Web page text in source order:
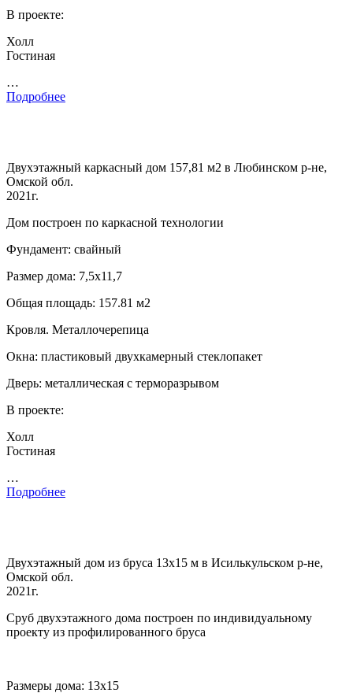
В проекте:
Холл
Гостиная
…
Подробнее
Двухэтажный каркасный дом 157,81 м2 в Любинском р-не,
Омской обл.
2021г.
Дом построен по каркасной технологии
Фундамент: свайный
Размер дома: 7,5х11,7
Общая площадь: 157.81 м2
Кровля. Металлочерепица
Окна: пластиковый двухкамерный стеклопакет
Дверь: металлическая с терморазрывом
В проекте:
Холл
Гостиная
…
Подробнее
Двухэтажный дом из бруса 13х15 м в Исилькульском р-не,
Омской обл.
2021г.
Сруб двухэтажного дома построен по индивидуальному
проекту из профилированного бруса
Размеры дома: 13х15